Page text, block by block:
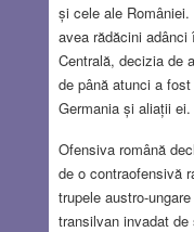
și cele ale
avea rădăcini
Centrală, decizia de
de până atunci a
Germania și aliații ei.
Ofensiva română
de o contraofensivă
trupele austro-
transilvan invadat